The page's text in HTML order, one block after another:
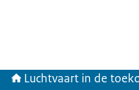
Luchtvaart in de